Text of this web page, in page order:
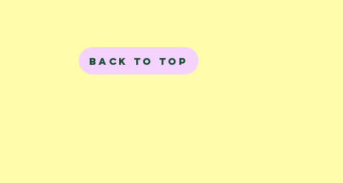
Back to Top